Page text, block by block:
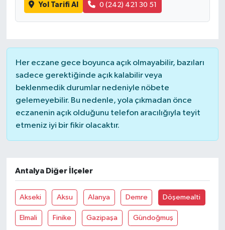
Yol Tarifi Al 0 (242) 421 30 51
Her eczane gece boyunca açık olmayabilir, bazıları
sadece gerektiğinde açık kalabilir veya
beklenmedik durumlar nedeniyle nöbete
gelemeyebilir. Bu nedenle, yola çıkmadan önce
eczanenin açık olduğunu telefon aracılığıyla teyit
etmeniz iyi bir fikir olacaktır.
Antalya Diğer İlçeler
Akseki Aksu Alanya Demre Döşemealti
Elmali Finike Gazipaşa Gündoğmuş